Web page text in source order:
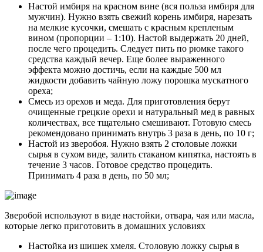
Настой имбиря на красном вине (вся польза имбиря для
мужчин). Нужно взять свежий корень имбиря, нарезать
на мелкие кусочки, смешать с красным крепленым
вином (пропорции – 1:10). Настой выдержать 20 дней,
после чего процедить. Следует пить по рюмке такого
средства каждый вечер. Еще более выраженного
эффекта можно достичь, если на каждые 500 мл
жидкости добавить чайную ложу порошка мускатного
ореха;
Смесь из орехов и меда. Для приготовления берут
очищенные грецкие орехи и натуральный мед в равных
количествах, все тщательно смешивают. Готовую смесь
рекомендовано принимать внутрь 3 раза в день, по 10 г;
Настой из зверобоя. Нужно взять 2 столовые ложки
сырья в сухом виде, залить стаканом кипятка, настоять в
течение 3 часов. Готовое средство процедить.
Принимать 4 раза в день, по 50 мл;
Зверобой используют в виде настойки, отвара, чая или масла,
которые легко приготовить в домашних условиях
Настойка из шишек хмеля. Столовую ложку сырья в